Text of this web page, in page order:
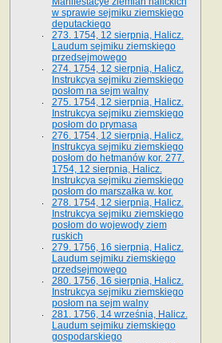
w sprawie sejmiku ziemskiego
deputackiego
273. 1754, 12 sierpnia, Halicz.
Laudum sejmiku ziemskiego
przedsejmowego
274. 1754, 12 sierpnia, Halicz.
Instrukcya sejmiku ziemskiego
posłom na sejm walny
275. 1754, 12 sierpnia, Halicz.
Instrukcya sejmiku ziemskiego
posłom do prymasa
276. 1754, 12 sierpnia, Halicz.
Instrukcya sejmiku ziemskiego
posłom do hetmanów kor. 277.
1754, 12 sierpnia, Halicz.
Instrukcya sejmiku ziemskiego
posłom do marszałka w. kor.
278. 1754, 12 sierpnia, Halicz.
Instrukcya sejmiku ziemskiego
posłom do wojewody ziem
ruskich
279. 1756, 16 sierpnia, Halicz.
Laudum sejmiku ziemskiego
przedsejmowego
280. 1756, 16 sierpnia, Halicz.
Instrukcya sejmiku ziemskiego
posłom na sejm walny
281. 1756, 14 września, Halicz.
Laudum sejmiku ziemskiego
gospodarskiego